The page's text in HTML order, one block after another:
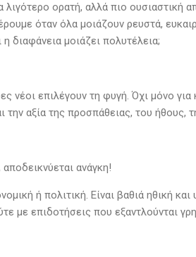
λιγότερο ορατή, αλλά πιο ουσιαστική
όταν όλα μοιάζουν ρευστά,
διαφάνεια μοιάζει πολυτέλεια;
νέοι επιλέγουν τη φυγή. Όχι μόνο
την αξία της προσπάθειας, του ήθους,
ανάγκη!
ή πολιτική. Είναι βαθιά ηθική
με επιδοτήσεις που εξαντλούνται